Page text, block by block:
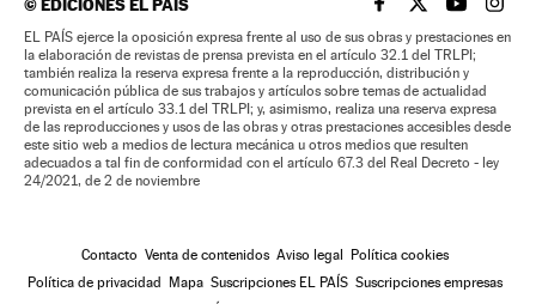
EL PAÍS BRASIL EN
EL PAÍSEL PAÍS
EL
EL PAÍS ejerce la oposición expresa frente al uso de sus obras y prestaciones en
la elaboración de revistas de prensa prevista en el artículo 32.1 del TRLPI;
también realiza la reserva expresa frente a la reproducción, distribución y
comunicación pública de sus trabajos y artículos sobre temas de actualidad
prevista en el artículo 33.1 del TRLPI; y, asimismo, realiza una reserva expresa
de las reproducciones y usos de las obras y otras prestaciones accesibles desde
este sitio web a medios de lectura mecánica u otros medios que resulten
adecuados a tal fin de conformidad con el artículo 67.3 del Real Decreto - ley
24/2021, de 2 de noviembre
Contacto Venta de contenidos Aviso legal Política cookies
Política de privacidad Mapa Suscripciones EL PAÍS Suscripciones empresas